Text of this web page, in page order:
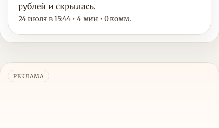
рублей и скрылась.
24 июля в 15:44 • 4 мин • 0 комм.
РЕКЛАМА